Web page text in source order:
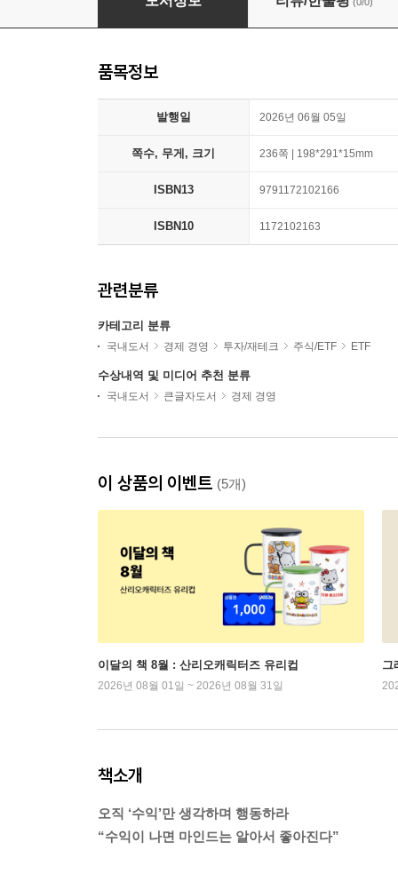
품목정보
발행일 2026년 06월 05일
쪽수, 무게, 크기 236쪽 | 198*291*15mm
ISBN13 9791172102166
ISBN10 1172102163
관련분류
카테고리 분류
국내도서 경제 경영 투자/재테크 주식/ETF ETF
수상내역 및 미디어 추천 분류
국내도서 큰글자도서 경제 경영
이 상품의 이벤트 (5개)
이달의 책 8월 : 산리오캐릭터즈 유리컵
2026년 08월 01일 ~ 2026년 08월 31일
그
책소개
오직 ‘수익’만 생각하며 행동하라
“수익이 나면 마인드는 알아서 좋아진다”